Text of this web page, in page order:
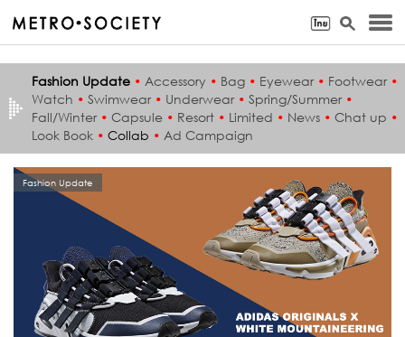
Fashion Update • Accessory • Bag • Eyewear • Footwear •
Watch • Swimwear • Underwear • Spring/Summer •
Fall/Winter • Capsule • Resort • Limited • News • Chat up •
Look Book • Collab • Ad Campaign
Fashion Update